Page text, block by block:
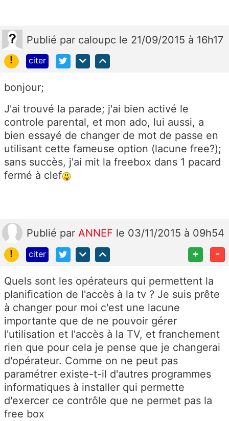
Publié par caloupc le 21/09/2015 à 16h17
!
citer
bonjour;
J'ai trouvé la parade; j'ai bien activé le
controle parental, et mon ado, lui aussi, a
bien essayé de changer de mot de passe en
utilisant cette fameuse option (lacune free?);
sans succès, j'ai mit la freebox dans 1 pacard
fermé à clef
Publié par ANNEF le 03/11/2015 à 09h54
!
citer + -
Quels sont les opérateurs qui permettent la
planification de l'accès à la tv ? Je suis prête
à changer pour moi c'est une lacune
importante que de ne pouvoir gérer
l'utilisation et l'accès à la TV, et franchement
rien que pour cela je pense que je changerai
d'opérateur. Comme on ne peut pas
paramétrer existe-t-il d'autres programmes
informatiques à installer qui permette
d'exercer ce contrôle que ne permet pas la
free box